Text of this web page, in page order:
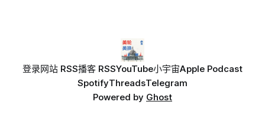
登录网站 RSS播客 RSSYouTube小宇宙Apple Podcast
SpotifyThreadsTelegram
Powered by Ghost